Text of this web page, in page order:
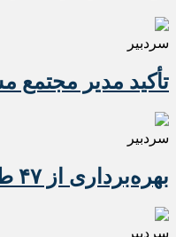
سردبیر
تأکید مدیر مجتمع
سردبیر
بهره‌برداری از ۴۷ طرح کشاورزی با سرمایه‌گذاری یک همت در آذربایجان شرقی
سردبیر